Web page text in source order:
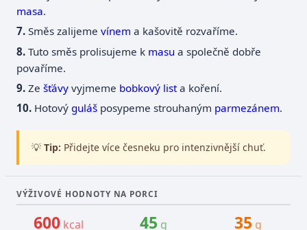
masa.
Směs zalijemevínem a kašovitě rozvaříme.
Tuto směs prolisujeme k masu a společně dobře
povaříme.
Zešťávy vyjmeme bobkový list a koření.
Hotovýguláš posypeme strouhaným parmezánem.
💡 Tip: Přidejte více česneku pro intenzivnější chuť.
VÝŽIVOVÉ HODNOTY NA PORCI
600 kcal 45 g 35 g